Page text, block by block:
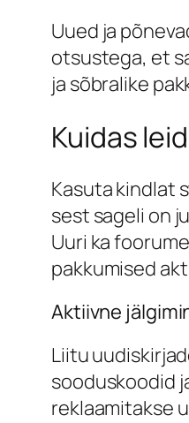
Uued ja
otsustega, et
ja sõbralike
Kuidas
Kasuta kindlat
sest sageli on
Uuri ka
pakkumised
Aktiivne
Liitu
sooduskoodid
reklaamitakse